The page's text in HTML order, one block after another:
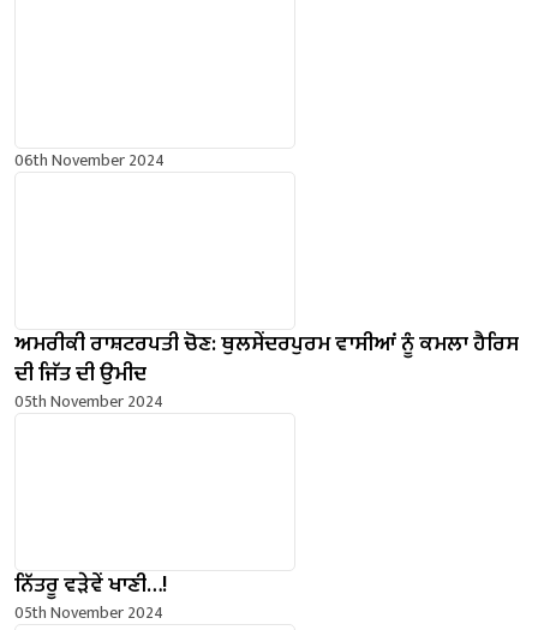
06th November 2024
ਅਮਰੀਕੀ ਰਾਸ਼ਟਰਪਤੀ ਚੋਣ: ਥੁਲਸੇਂਦਰਪੁਰਮ ਵਾਸੀਆਂ ਨੂੰ ਕਮਲਾ ਹੈਰਿਸ
ਦੀ ਜਿੱਤ ਦੀ ਉਮੀਦ
05th November 2024
ਨਿੱਤਰੂ ਵੜੇਵੇਂ ਖਾਣੀ…!
05th November 2024